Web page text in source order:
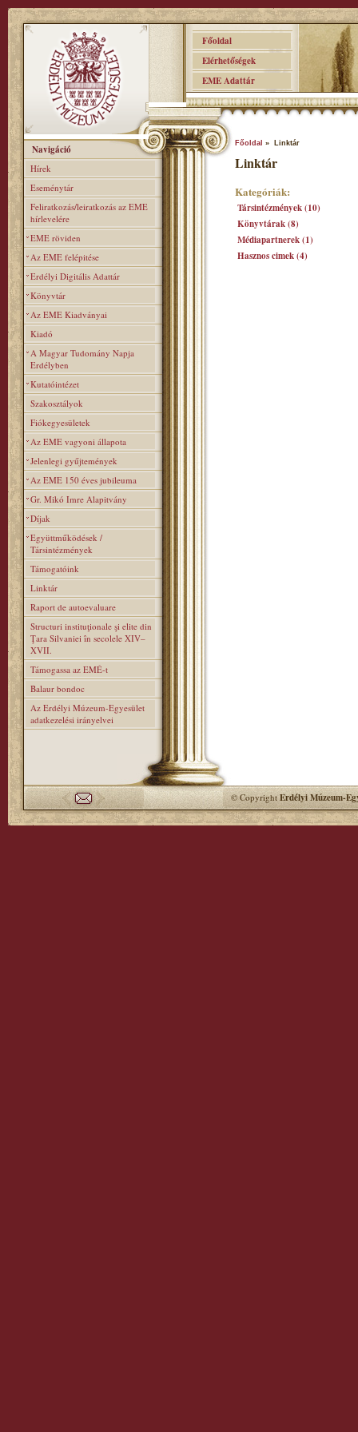
Főoldal
Elérhetőségek
EME Adattár
Navigáció
Hírek
Eseménytár
Feliratkozás/leiratkozás az EME
hírlevelére
EME röviden
Az EME felépitése
Erdélyi Digitális Adattár
Könyvtár
Az EME Kiadványai
Kiadó
A Magyar Tudomány Napja
Erdélyben
Kutatóintézet
Szakosztályok
Fiókegyesületek
Az EME vagyoni állapota
Jelenlegi gyűjtemények
Az EME 150 éves jubileuma
Gr. Mikó Imre Alapitvány
Díjak
Együttműködések /
Társintézmények
Támogatóink
Linktár
Raport de autoevaluare
Structuri instituţionale şi elite din
Ţara Silvaniei în secolele XIV–
XVII.
Támogassa az EMÉ-t
Balaur bondoc
Az Erdélyi Múzeum-Egyesület
adatkezelési irányelvei
Főoldal » Linktár
Linktár
Kategóriák:
Társintézmények (10)
Könyvtárak (8)
Médiapartnerek (1)
Hasznos cimek (4)
© CopyrightErdélyi Múzeum-